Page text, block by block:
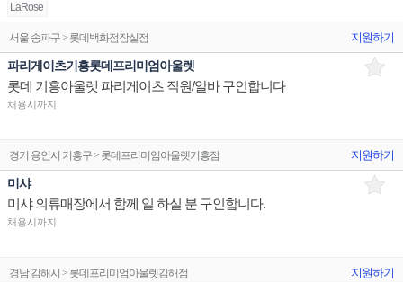
LaRose
서울 송파구 > 롯데백화점잠실점 지원하기
파리게이츠기흥롯데프리미엄아울렛
롯데 기흥아울렛 파리게이츠 직원/알바 구인합니다
채용시까지
경기 용인시 기흥구 > 롯데프리미엄아울렛기흥점 지원하기
미샤
미샤 의류매장에서 함께 일 하실 분 구인합니다.
채용시까지
경남 김해시 > 롯데프리미엄아울렛김해점 지원하기